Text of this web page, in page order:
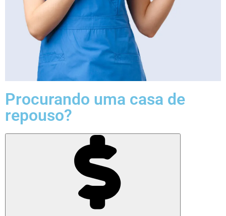
Procurando uma casa de
repouso?